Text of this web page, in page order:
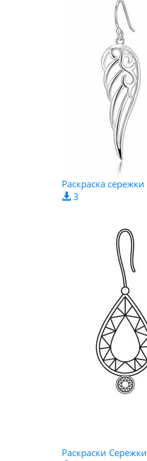
Раскраска сережки
3
Раскраски Сережки